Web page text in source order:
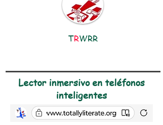
TRWRR
Lector inmersivo en teléfonos
inteligentes